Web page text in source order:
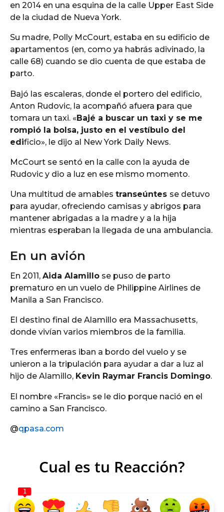
en 2014 en una esquina de la calle Upper East Side
de la ciudad de Nueva York.
Su madre, Polly McCourt, estaba en su edificio de
apartamentos (en, como ya habrás adivinado, la
calle 68) cuando se dio cuenta de que estaba de
parto.
Bajó las escaleras, donde el portero del edificio,
Anton Rudovic, la acompañó afuera para que
tomara un taxi. «Bajé a buscar un taxi y se me
rompió la bolsa, justo en el vestíbulo del
edificio», le dijo al New York Daily News.
McCourt se sentó en la calle con la ayuda de
Rudovic y dio a luz en ese mismo momento.
Una multitud de amables transeúntes se detuvo
para ayudar, ofreciendo camisas y abrigos para
mantener abrigadas a la madre y a la hija
mientras esperaban la llegada de una ambulancia.
En un avión
En 2011, Aida Alamillo se puso de parto
prematuro en un vuelo de Philippine Airlines de
Manila a San Francisco.
El destino final de Alamillo era Massachusetts,
donde vivían varios miembros de la familia.
Tres enfermeras iban a bordo del vuelo y se
unieron a la tripulación para ayudar a dar a luz al
hijo de Alamillo, Kevin Raymar Francis Domingo.
El nombre «Francis» se le dio porque nació en el
camino a San Francisco.
@qpasa.com
Cual es tu Reacción?
1